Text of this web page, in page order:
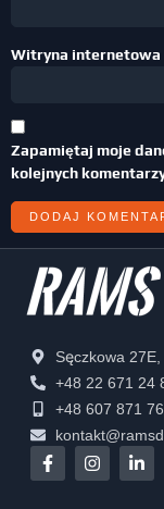
Witryna internetowa
Zapamiętaj moje
kolejnych
Sęczkowa
+48 22 671 24
+48 607 871